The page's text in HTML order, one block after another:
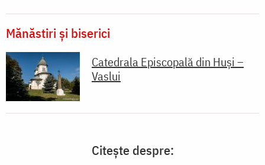
Mănăstiri și biserici
Catedrala Episcopală din Huși –
Vaslui
Citește despre: